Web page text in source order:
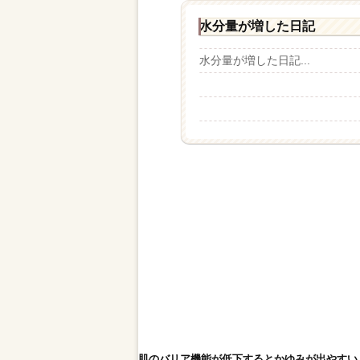
水分量が増した日記
水分量が増した日記...